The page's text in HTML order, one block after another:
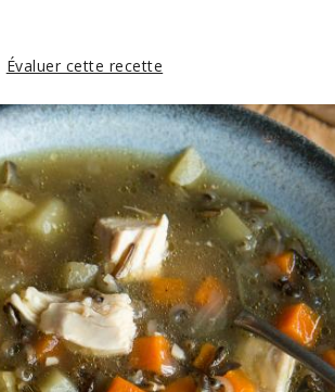
Évaluer cette recette